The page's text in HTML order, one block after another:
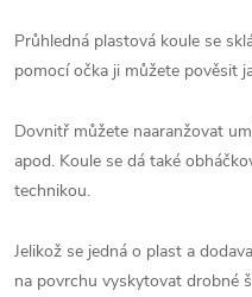
Průhledná plastová koule se
pomocí očka ji můžete pověsit
Dovnitř můžete naaranžovat
apod. Koule se dá také
technikou.
Jelikož se jedná o plast a
na povrchu vyskytovat drobné